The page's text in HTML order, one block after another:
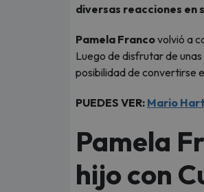
diversas reacciones en
Pamela Francovolvió a
Luego de disfrutar de
posibilidad de convertirse
PUEDES VER: Mario
Pamela
hijo con